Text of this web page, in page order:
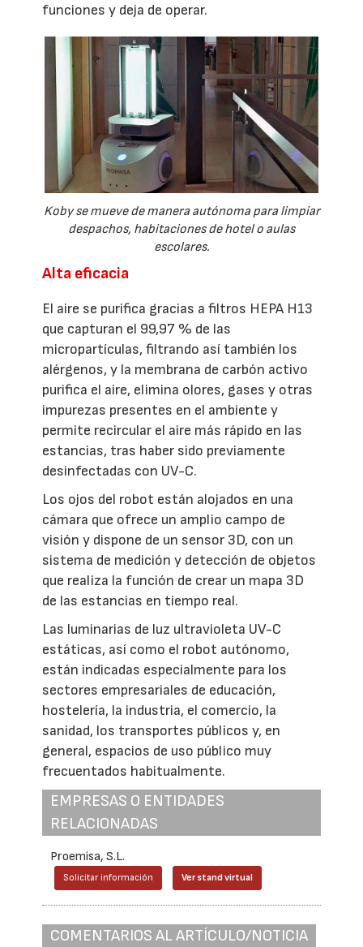
funciones y deja de operar.
Koby se mueve de manera autónoma para limpiar
despachos, habitaciones de hotel o aulas
escolares.
Alta eficacia
El aire se purifica gracias a filtros HEPA H13
que capturan el 99,97 % de las
micropartículas, filtrando así también los
alérgenos, y la membrana de carbón activo
purifica el aire, elimina olores, gases y otras
impurezas presentes en el ambiente y
permite recircular el aire más rápido en las
estancias, tras haber sido previamente
desinfectadas con UV-C.
Los ojos del robot están alojados en una
cámara que ofrece un amplio campo de
visión y dispone de un sensor 3D, con un
sistema de medición y detección de objetos
que realiza la función de crear un mapa 3D
de las estancias en tiempo real.
Las luminarias de luz ultravioleta UV-C
estáticas, así como el robot autónomo,
están indicadas especialmente para los
sectores empresariales de educación,
hostelería, la industria, el comercio, la
sanidad, los transportes públicos y, en
general, espacios de uso público muy
frecuentados habitualmente.
EMPRESAS O ENTIDADES
RELACIONADAS
Proemisa, S.L.
Solicitar información Ver stand virtual
COMENTARIOS AL ARTÍCULO/NOTICIA